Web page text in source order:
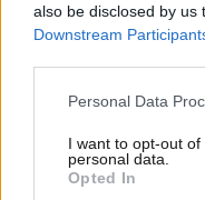
also be disclosed by us
Downstream
Please note that this
not limited to your visit
grant or deny consent
use your data for
Personal Data
I want to opt-out
personal data.
Opted In